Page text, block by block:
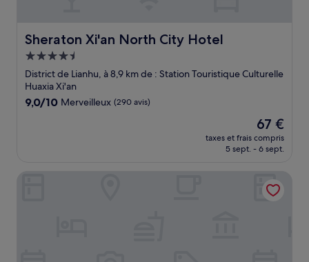
Sheraton Xi'an North City Hotel
Sheraton Xi'an North City Hotel
Hébergement
4.5 étoiles
District de Lianhu, à 8,9 km de : Station Touristique Culturelle
Huaxia Xi'an
9.0
9,0/10 Merveilleux (290 avis)
Le
nouveau
prix
de
67 €
67 €
taxes et frais compris
5 sept. - 6 sept.